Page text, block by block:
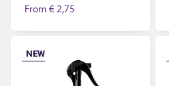
From € 2,75
NEW